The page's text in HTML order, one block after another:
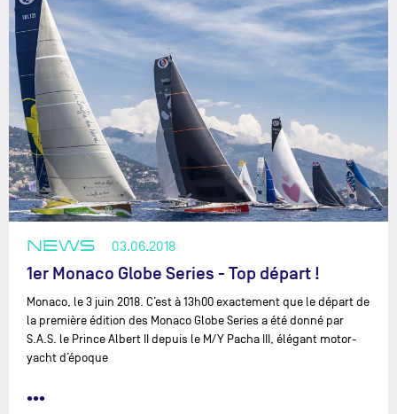
NEWS 03.06.2018
1er Monaco Globe Series - Top départ !
Monaco, le 3 juin 2018. C’est à 13h00 exactement que le départ de
la première édition des Monaco Globe Series a été donné par
S.A.S. le Prince Albert II depuis le M/Y Pacha III, élégant motor-
yacht d’époque
•••